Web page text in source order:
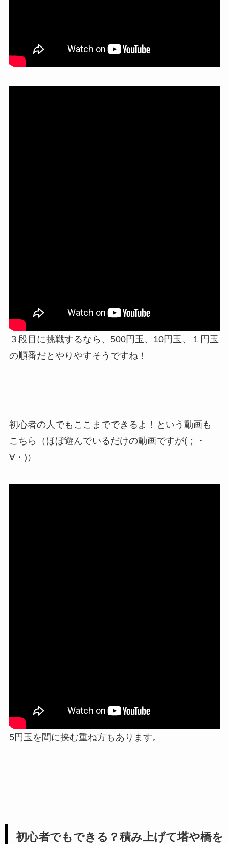
３段目に挑戦するなら、500円玉、10円玉、１円玉
の順番だとやりやすそうですね！
初心者の人でもここまでできるよ！という動画も
こちら（ほぼ遊んでいるだけの動画ですが(；・
∀・)）
5円玉を間に挟む重ね方もあります。
初心者でもできる？積み上げて塔や橋を